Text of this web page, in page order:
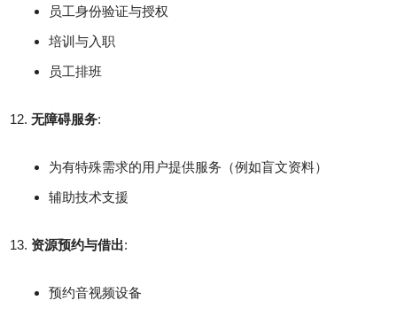
员工身份验证与授权
培训与入职
员工排班
无障碍服务:
为有特殊需求的用户提供服务（例如盲文资料）
辅助技术支援
资源预约与借出:
预约音视频设备